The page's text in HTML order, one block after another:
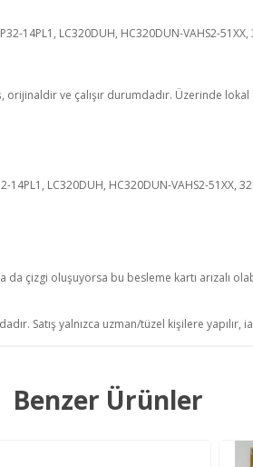
14PL1, LC320DUH, HC320DUN-VAHS2-51XX,
ve çalışır durumdadır. Üzerinde
14PL1, LC320DUH, HC320DUN-VAHS2-51XX,
da çizgi oluşuyorsa bu besleme kartı arızalı
Satış yalnızca uzman/tüzel kişilere
Benzer Ürünler